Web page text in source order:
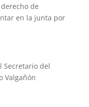
de
en la junta por
Secretario del
Valgañón